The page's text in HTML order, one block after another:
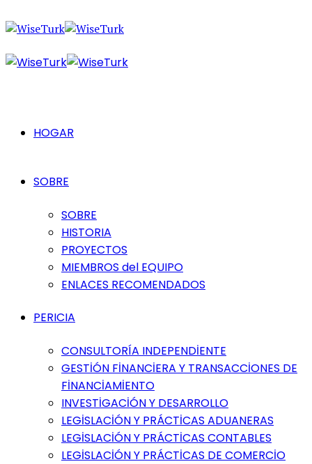
HOGAR
SOBRE
SOBRE
HISTORIA
PROYECTOS
MIEMBROS del EQUIPO
ENLACES RECOMENDADOS
PERICIA
CONSULTORÍA INDEPENDİENTE
GESTİÓN FİNANCİERA Y TRANSACCİONES DE
FİNANCİAMİENTO
INVESTİGACİÓN Y DESARROLLO
LEGİSLACİÓN Y PRÁCTİCAS ADUANERAS
LEGİSLACİÓN Y PRÁCTİCAS CONTABLES
LEGİSLACİÓN Y PRÁCTİCAS DE COMERCİO